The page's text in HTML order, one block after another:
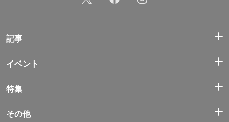
記事
イベント
特集
その他